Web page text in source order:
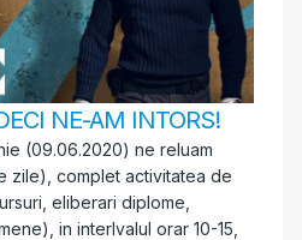
NE-AM INTORS!
(09.06.2020) ne reluam
zile), complet activitatea de
eliberari diplome,
in interlvalul orar 10-15,